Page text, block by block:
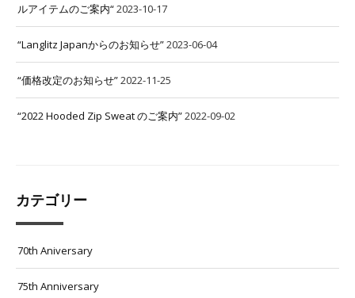
ルアイテムのご案内“2023-10-17
“Langlitz Japanからのお知らせ”2023-06-04
“価格改定のお知らせ”2022-11-25
“2022 Hooded Zip Sweat のご案内”2022-09-02
カテゴリー
70th Aniversary
75th Anniversary